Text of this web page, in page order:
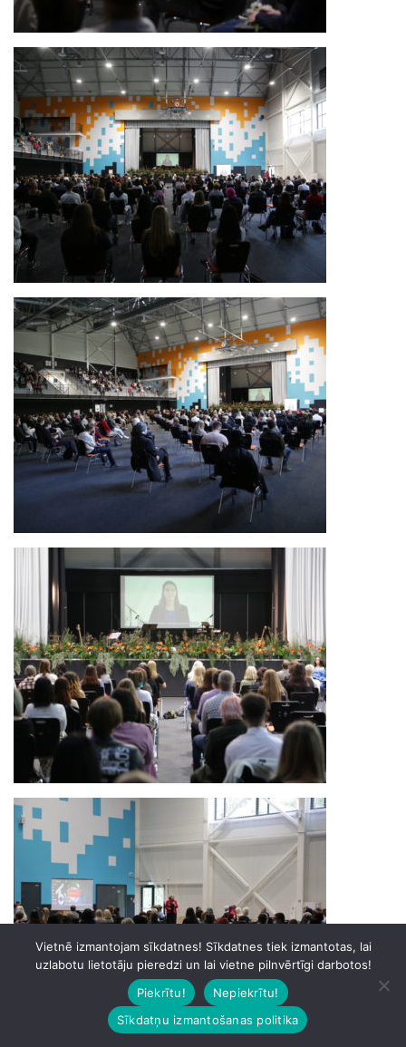
Vietnē izmantojam sīkdatnes! Sīkdatnes tiek izmantotas, lai
uzlabotu lietotāju pieredzi un lai vietne pilnvērtīgi darbotos!
Piekrītu!
Nepiekrītu!
Sīkdatņu izmantošanas politika